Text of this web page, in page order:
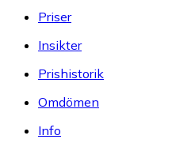
Priser
Insikter
Prishistorik
Omdömen
Info